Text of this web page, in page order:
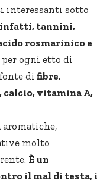
sotto
infatti, tannini,
rosmarinico e
per ogni etto di
di fibre,
calcio, vitamina A,
aromatiche,
molto
È un
il mal di testa, i